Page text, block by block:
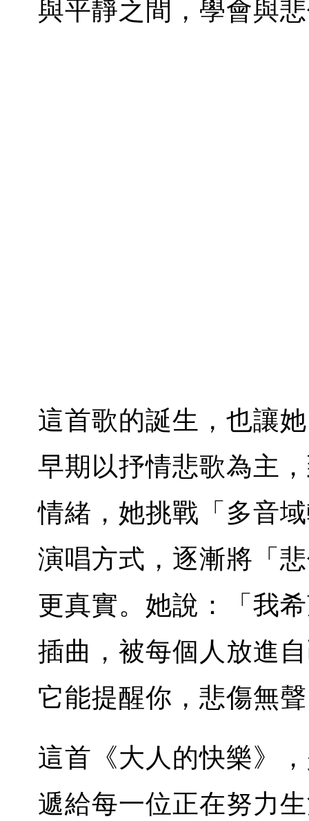
與平靜之間，學會與
這首歌的誕生，也讓
早期以抒情悲歌為主
情緒，她挑戰「多音
演唱方式，逐漸將「
更真實。她說：「我
插曲，被每個人放進
它能提醒你，悲傷無
這首《大人的快樂》
遞給每一位正在努力